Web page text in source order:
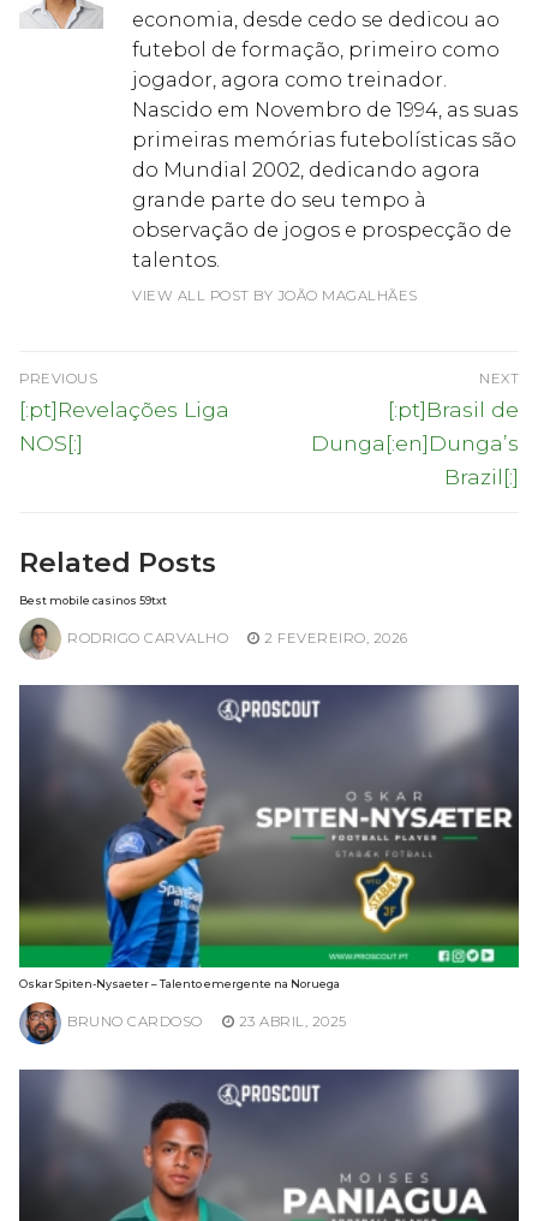
economia, desde cedo se dedicou ao
futebol de formação, primeiro como
jogador, agora como treinador.
Nascido em Novembro de 1994, as suas
primeiras memórias futebolísticas são
do Mundial 2002, dedicando agora
grande parte do seu tempo à
observação de jogos e prospecção de
talentos.
VIEW ALL POST BY JOÃO MAGALHÃES
Navegação
de
artigos
PREVIOUS
Previous
post:
[:pt]Revelações Liga
NOS[:]
NEXT
Next
post:
[:pt]Brasil de
Dunga[:en]Dunga’s
Brazil[:]
Related Posts
Best mobile casinos 59txt
RODRIGO CARVALHO 2 FEVEREIRO, 2026
Oskar Spiten-Nysaeter – Talento emergente na Noruega
BRUNO CARDOSO 23 ABRIL, 2025